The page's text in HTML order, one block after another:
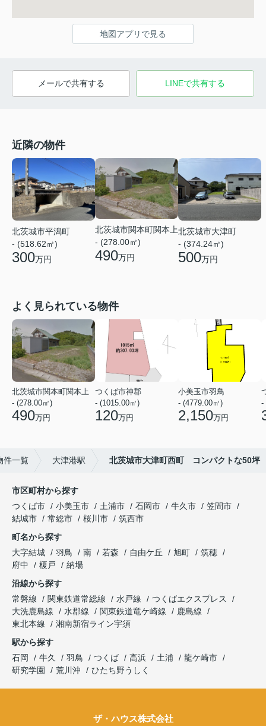
地図アプリで見る
メールで共有する LINEで共有する
近隣の物件
北茨城市平潟町
- (518.62㎡)
300万円
北茨城市関本町関本上
- (278.00㎡)
490万円
北茨城市大津町
- (374.24㎡)
500万円
よく見られている物件
北茨城市関本町関本上
- (278.00㎡)
490万円
つくば市神郡
- (1015.00㎡)
120万円
小美玉市羽鳥
- (4779.00㎡)
2,150万円
-
件一覧 大津港駅 北茨城市大津町西町 コンパクトな50坪
市区町村から探す
つくば市
小美玉市 土浦市 石岡市 牛久市
笠間市
結城市
常総市 桜川市
筑西市
町名から探す
大字結城
羽鳥 南 若森 自由ケ丘 旭町
筑穂
府中
榎戸
納場
沿線から探す
常磐線
関東鉄道常総線 水戸線
つくばエクスプレス
大洗鹿島線
水郡線 関東鉄道竜ケ崎線
鹿島線
東北本線
湘南新宿ライン宇須
駅から探す
石岡
牛久 羽鳥 つくば 高浜 土浦
龍ケ崎市
研究学園
荒川沖 ひたち野うしく
ザ・ハウス株式会社